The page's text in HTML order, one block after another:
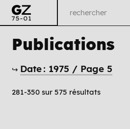
Publications
↪ Date : 1975 / Page 5
281-350 sur 575 résultats